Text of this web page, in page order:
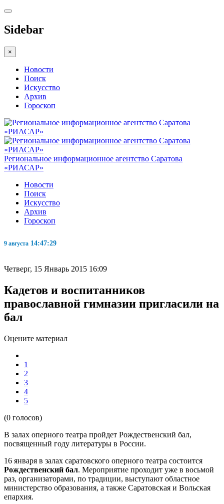
Sidebar
×
Новости
Поиск
Искусство
Архив
Гороскоп
Региональное информационное агентство Саратова
«РИАСАР»
Новости
Поиск
Искусство
Архив
Гороскоп
9 августа 14:47:29
Четверг, 15 Январь 2015 16:09
Кадетов и воспитанников
православной гимназии пригласили на
бал
Оцените материал
1
2
3
4
5
(0 голосов)
В залах оперного театра пройдет Рождественский бал,
посвященный году литературы в России.
16 января в залах саратовского оперного театра состоится
Рождественский бал. Мероприятие проходит уже в восьмой
раз, организаторами, по традиции, выступают областное
министерство образования, а также Саратовская и Вольская
епархия.